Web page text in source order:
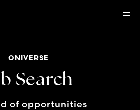
ONIVERSE
Search
of opportunities